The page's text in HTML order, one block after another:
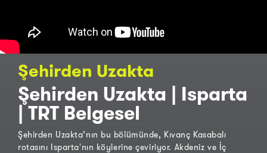
Şehirden Uzakta
Şehirden Uzakta | Isparta
| TRT Belgesel
Şehirden Uzakta’nın bu bölümünde, Kıvanç Kasabalı
rotasını Isparta'nın köylerine çeviriyor. Akdeniz ve İç